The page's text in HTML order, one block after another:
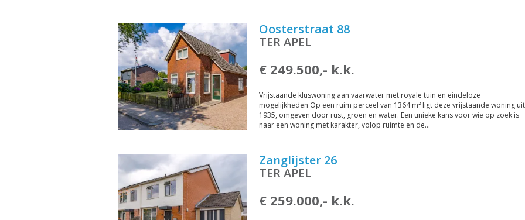
Oosterstraat 88
TER APEL
€ 249.500,- k.k.
Vrijstaande kluswoning aan vaarwater met royale tuin en eindeloze
mogelijkheden Op een ruim perceel van 1364 m² ligt deze vrijstaande woning uit
1935, omgeven door rust, groen en water. Een unieke kans voor wie op zoek is
naar een woning met karakter, volop ruimte en de…
Zanglijster 26
TER APEL
€ 259.000,- k.k.